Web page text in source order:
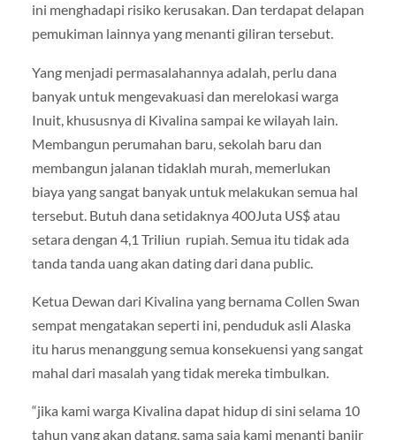
ini menghadapi risiko kerusakan. Dan terdapat delapan
pemukiman lainnya yang menanti giliran tersebut.
Yang menjadi permasalahannya adalah, perlu dana
banyak untuk mengevakuasi dan merelokasi warga
Inuit, khususnya di Kivalina sampai ke wilayah lain.
Membangun perumahan baru, sekolah baru dan
membangun jalanan tidaklah murah, memerlukan
biaya yang sangat banyak untuk melakukan semua hal
tersebut. Butuh dana setidaknya 400Juta US$ atau
setara dengan 4,1 Triliun rupiah. Semua itu tidak ada
tanda tanda uang akan dating dari dana public.
Ketua Dewan dari Kivalina yang bernama Collen Swan
sempat mengatakan seperti ini, penduduk asli Alaska
itu harus menanggung semua konsekuensi yang sangat
mahal dari masalah yang tidak mereka timbulkan.
“jika kami warga Kivalina dapat hidup di sini selama 10
tahun yang akan datang, sama saja kami menanti banjir